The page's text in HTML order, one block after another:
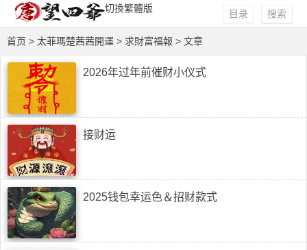
切換繁體版 搜索
目录
首页 > 太菲瑪楚茜茜開運 > 求財富福報 > 文章
2026年过年前催财小仪式
接财运
2025钱包幸运色＆招财款式